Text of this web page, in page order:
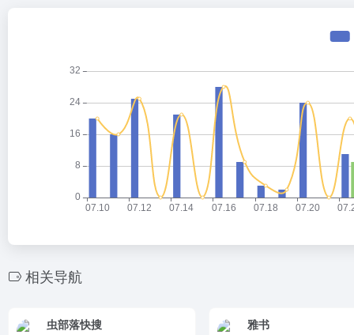
相关导航
虫部落快搜 雅书